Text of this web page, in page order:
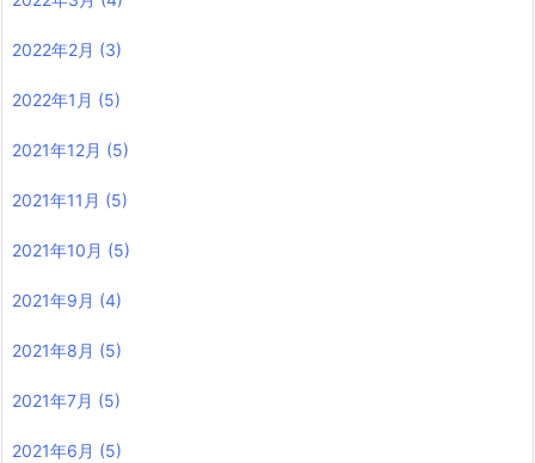
2022年2月 (3)
2022年1月 (5)
2021年12月 (5)
2021年11月 (5)
2021年10月 (5)
2021年9月 (4)
2021年8月 (5)
2021年7月 (5)
2021年6月 (5)